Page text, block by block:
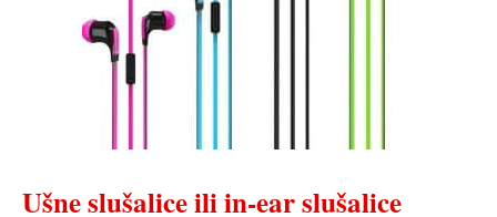
Ušne slušalice ili in-ear slušalice